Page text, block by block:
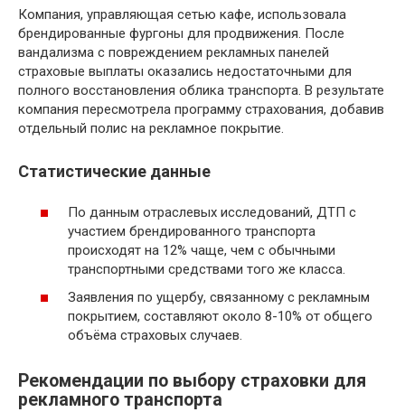
Компания, управляющая сетью кафе, использовала
брендированные фургоны для продвижения. После
вандализма с повреждением рекламных панелей
страховые выплаты оказались недостаточными для
полного восстановления облика транспорта. В результате
компания пересмотрела программу страхования, добавив
отдельный полис на рекламное покрытие.
Статистические данные
По данным отраслевых исследований, ДТП с
участием брендированного транспорта
происходят на 12% чаще, чем с обычными
транспортными средствами того же класса.
Заявления по ущербу, связанному с рекламным
покрытием, составляют около 8-10% от общего
объёма страховых случаев.
Рекомендации по выбору страховки для
рекламного транспорта